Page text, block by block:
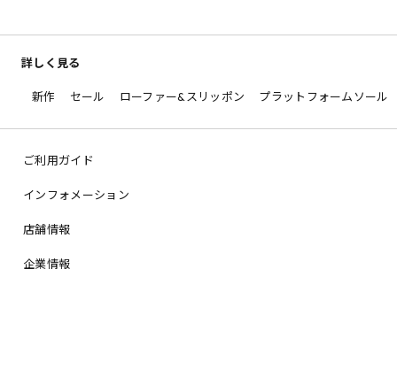
詳しく見る
新作 セール ローファー&スリッポン プラットフォームソール
ご利用ガイド
インフォメーション
店舗情報
企業情報